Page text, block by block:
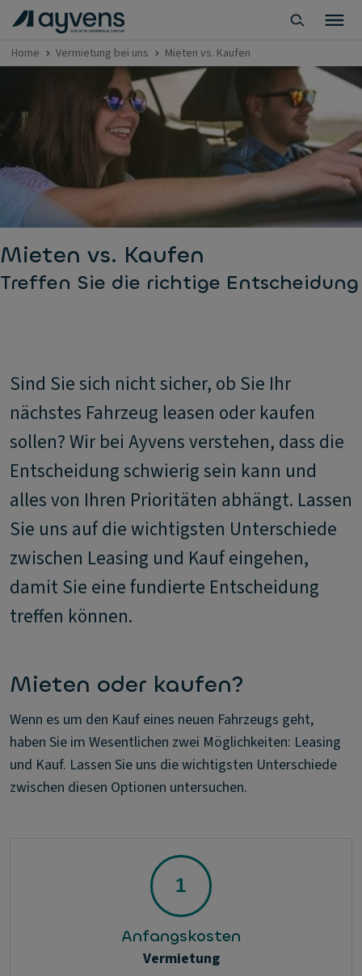
Home Vermietung bei uns Mieten vs. Kaufen
Mieten vs. Kaufen
Treffen Sie die richtige Entscheidung
Sind Sie sich nicht sicher, ob Sie Ihr
nächstes Fahrzeug leasen oder kaufen
sollen? Wir bei Ayvens verstehen, dass die
Entscheidung schwierig sein kann und
alles von Ihren Prioritäten abhängt. Lassen
Sie uns auf die wichtigsten Unterschiede
zwischen Leasing und Kauf eingehen,
damit Sie eine fundierte Entscheidung
treffen können.
Mieten oder kaufen?
Wenn es um den Kauf eines neuen Fahrzeugs geht,
haben Sie im Wesentlichen zwei Möglichkeiten: Leasing
und Kauf. Lassen Sie uns die wichtigsten Unterschiede
zwischen diesen Optionen untersuchen.
Anfangskosten
Vermietung